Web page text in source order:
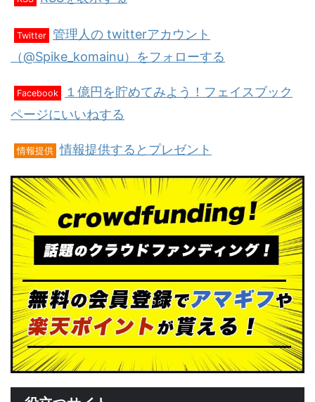
Twitter 管理人の twitterアカウント
（@Spike_komainu）をフォローする
Facebook
１億円を貯めてみよう！フェイスブック
ページにいいねする
情報提供 情報提供するとプレゼント